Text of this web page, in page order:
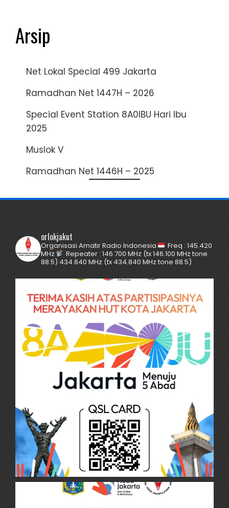
Arsip
Net Lokal Special 499 Jakarta
Ramadhan Net 1447H – 2026
Special Event Station 8A0IBU Hari Ibu
2025
Muslok V
Ramadhan Net 1446H – 2025
orlokjakut
Organisasi Amatir Radio Indonesia
Freq : 145.420
MHz
Repeater : 146.700 MHz (tx 146.100 MHz tone
88.5) 434.840 MHz (tx 434.840 MHz tone 88.5)